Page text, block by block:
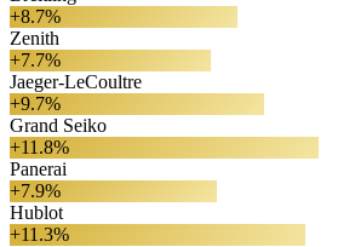
+8.7%
Zenith
+7.7%
Jaeger-LeCoultre
+9.7%
Grand Seiko
+11.8%
Panerai
+7.9%
Hublot
+11.3%